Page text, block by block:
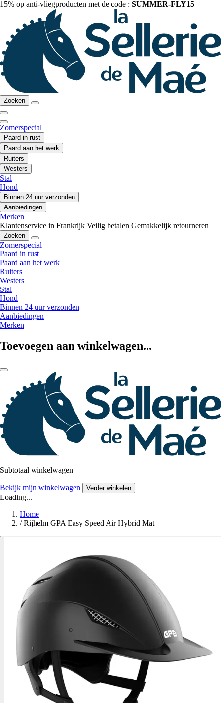
15% op anti-vliegproducten met de code : SUMMER-FLY15
Zoeken
Zomerspecial
Paard in rust
Paard aan het werk
Ruiters
Westers
Stal
Hond
Binnen 24 uur verzonden
Aanbiedingen
Merken
Klantenservice in Frankrijk Veilig betalen Gemakkelijk retourneren
Zoeken
Zomerspecial
Paard in rust
Paard aan het werk
Ruiters
Westers
Stal
Hond
Binnen 24 uur verzonden
Aanbiedingen
Merken
Toevoegen aan winkelwagen...
Subtotaal winkelwagen
Bekijk mijn winkelwagen Verder winkelen
Loading...
Home
/ Rijhelm GPA Easy Speed Air Hybrid Mat